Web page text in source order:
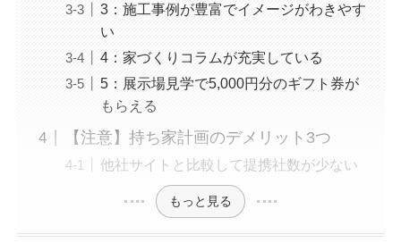
3：施工事例が豊富でイメージがわきやす
い
4：家づくりコラムが充実している
5：展示場見学で5,000円分のギフト券が
もらえる
【注意】持ち家計画のデメリット3つ
他社サイトと比較して提携社数が少ない
もっと見る